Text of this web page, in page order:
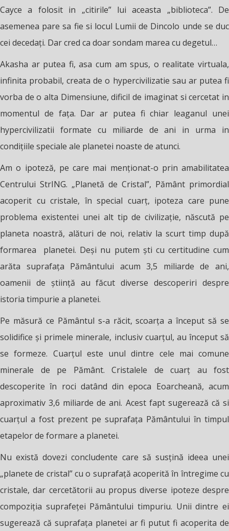
Cayce a folosit in „citirile” lui aceasta „biblioteca”. De
asemenea pare sa fie si locul Lumii de Dincolo unde se duc
cei decedați. Dar cred ca doar sondam marea cu degetul…
Akasha ar putea fi, asa cum am spus, o realitate virtuala,
infinita probabil, creata de o hypercivilizatie sau ar putea fi
vorba de o alta Dimensiune, dificil de imaginat si cercetat in
momentul de fața. Dar ar putea fi chiar leaganul unei
hypercivilizatii formate cu miliarde de ani in urma in
condițiile speciale ale planetei noaste de atunci.
Am o ipoteză, pe care mai menționat-o prin amabilitatea
Centrului StrING. „Planetă de Cristal”, Pământ primordial
acoperit cu cristale, în special cuarț, ipoteza care pune
problema existentei unei alt tip de civilizație, născută pe
planeta noastră, alături de noi, relativ la scurt timp după
formarea planetei. Deși nu putem ști cu certitudine cum
arăta suprafața Pământului acum 3,5 miliarde de ani,
oamenii de știință au făcut diverse descoperiri despre
istoria timpurie a planetei.
Pe măsură ce Pământul s-a răcit, scoarța a început să se
solidifice și primele minerale, inclusiv cuarțul, au început să
se formeze. Cuarțul este unul dintre cele mai comune
minerale de pe Pământ. Cristalele de cuarț au fost
descoperite în roci datând din epoca Eoarcheană, acum
aproximativ 3,6 miliarde de ani. Acest fapt sugerează că si
cuarțul a fost prezent pe suprafața Pământului în timpul
etapelor de formare a planetei.
Nu există dovezi concludente care să susțină ideea unei
„planete de cristal” cu o suprafață acoperită în întregime cu
cristale, dar cercetătorii au propus diverse ipoteze despre
compoziția suprafeței Pământului timpuriu. Unii dintre ei
sugerează că suprafața planetei ar fi putut fi acoperita de